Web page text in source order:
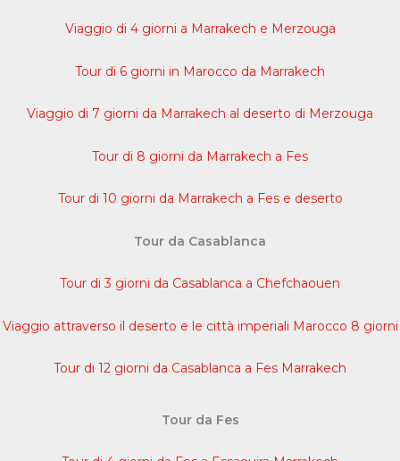
Viaggio di 4 giorni a Marrakech e Merzouga
Tour di 6 giorni in Marocco da Marrakech
Viaggio di 7 giorni da Marrakech al deserto di Merzouga
Tour di 8 giorni da Marrakech a Fes
Tour di 10 giorni da Marrakech a Fes e deserto
Tour da Casablanca
Tour di 3 giorni da Casablanca a Chefchaouen
Viaggio attraverso il deserto e le città imperiali Marocco 8 giorni
Tour di 12 giorni da Casablanca a Fes Marrakech
Tour da Fes